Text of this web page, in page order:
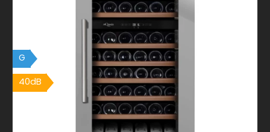
G
40dB
40dB